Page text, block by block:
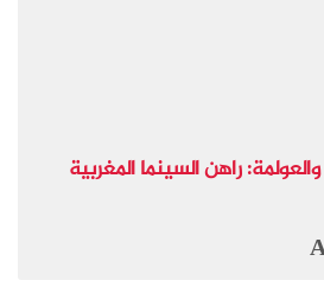
راهن السينما المغربية